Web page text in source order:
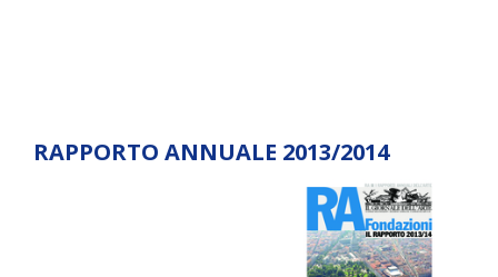
RAPPORTO ANNUALE 2013/2014